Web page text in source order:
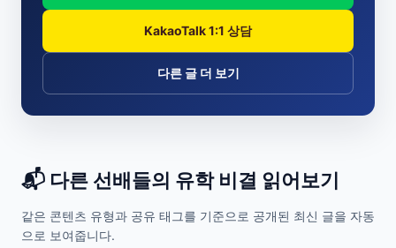
KakaoTalk 1:1 상담
다른 글 더 보기
📬 다른 선배들의 유학 비결 읽어보기
같은 콘텐츠 유형과 공유 태그를 기준으로 공개된 최신 글을 자동
으로 보여줍니다.